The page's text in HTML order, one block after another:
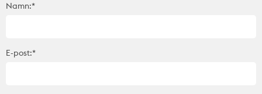
Namn:*
E-post:*